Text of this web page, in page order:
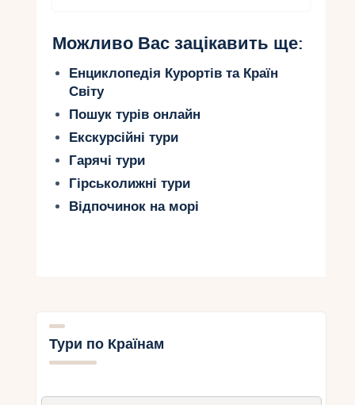
Можливо Вас зацікавить ще:
Енциклопедія Курортів та Країн
Світу
Пошук турів онлайн
Екскурсійні тури
Гарячі тури
Гірськолижні тури
Відпочинок на морі
Тури по Країнам